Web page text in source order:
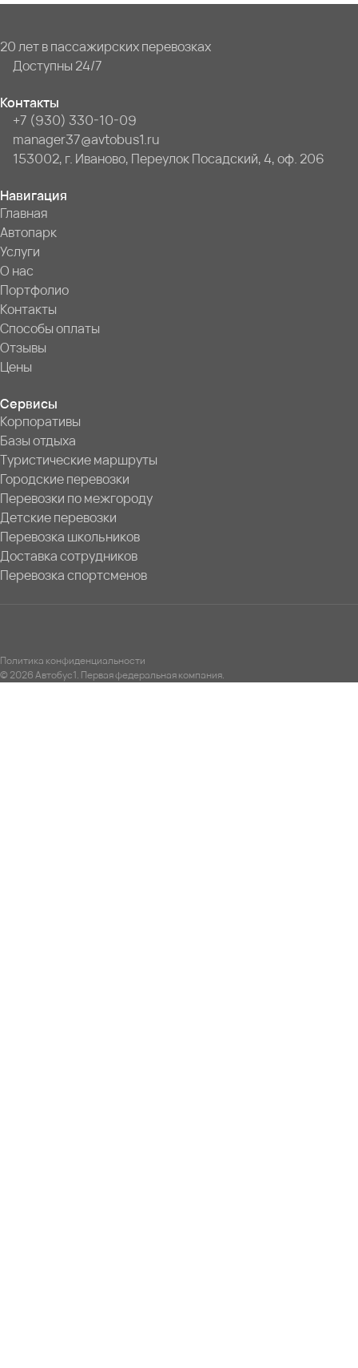
20 лет в пассажирских перевозках
Доступны 24/7
Контакты
+7 (930) 330-10-09
manager37@avtobus1.ru
153002, г. Иваново, Переулок Посадский, 4, оф. 206
Навигация
Главная
Автопарк
Услуги
О нас
Портфолио
Контакты
Способы оплаты
Отзывы
Цены
Сервисы
Корпоративы
Базы отдыха
Туристические маршруты
Городские перевозки
Перевозки по межгороду
Детские перевозки
Перевозка школьников
Доставка сотрудников
Перевозка спортсменов
Политика конфиденциальности
© 2026 Автобус1. Первая федеральная компания.